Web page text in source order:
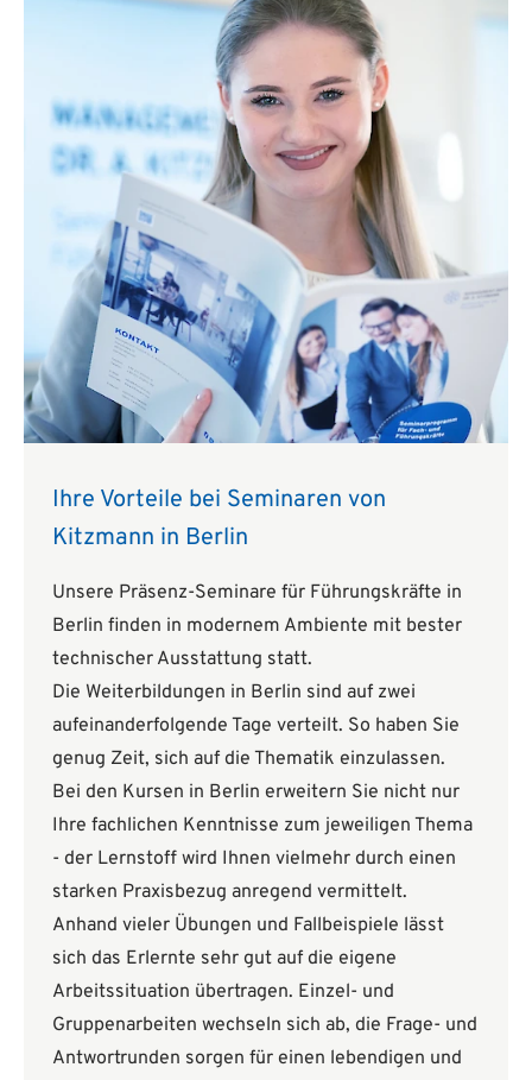
Ihre Vorteile bei Seminaren von
Kitzmann in Berlin
Unsere Präsenz-Seminare für Führungskräfte in
Berlin finden in modernem Ambiente mit bester
technischer Ausstattung statt.
Die Weiterbildungen in Berlin sind auf zwei
aufeinanderfolgende Tage verteilt. So haben Sie
genug Zeit, sich auf die Thematik einzulassen.
Bei den Kursen in Berlin erweitern Sie nicht nur
Ihre fachlichen Kenntnisse zum jeweiligen Thema
- der Lernstoff wird Ihnen vielmehr durch einen
starken Praxisbezug anregend vermittelt.
Anhand vieler Übungen und Fallbeispiele lässt
sich das Erlernte sehr gut auf die eigene
Arbeitssituation übertragen. Einzel- und
Gruppenarbeiten wechseln sich ab, die Frage- und
Antwortrunden sorgen für einen lebendigen und